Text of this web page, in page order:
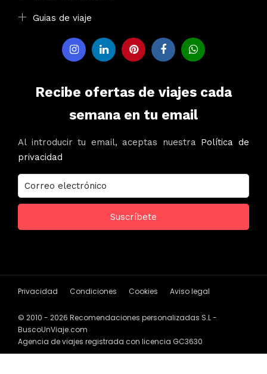
Guias de viaje
Recibe ofertas de viajes cada
semana en tu email
Al introducir tu email, aceptas nuestra Política de
privacidad
Privacidad Condiciones Cookies Aviso legal
© 2010 - 2026 Recomendaciones personalizadas S.L -
BuscoUnViaje.com
Agencia de viajes registrada con licencia GC3630